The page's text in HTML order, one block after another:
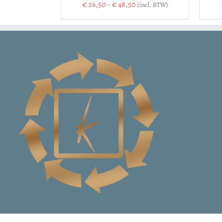
€26,50 -€48,50Prijsklasse:
(incl. BTW)